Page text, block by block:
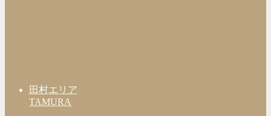
田村エリア
TAMURA